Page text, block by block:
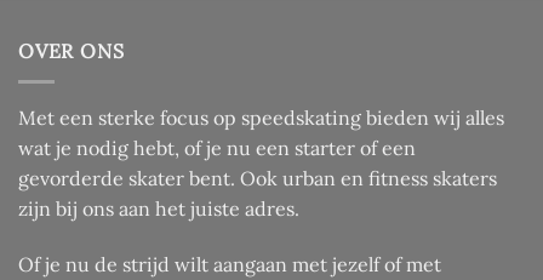
Deze
optie
gekozen
worden
de
productpagina
op
de
productpagina
OVER ONS
Met een sterke focus op speedskating bieden wij alles
wat je nodig hebt, of je nu een starter of een
gevorderde skater bent. Ook urban en fitness skaters
zijn bij ons aan het juiste adres.
Of je nu de strijd wilt aangaan met jezelf of met